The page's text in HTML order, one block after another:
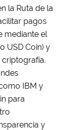
la Ruta de la
pagos
mediante el
USD Coin) y
IBM y
para
y